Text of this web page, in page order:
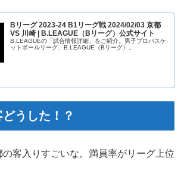
Bリーグ 2023-24 B1リーグ戦 2024/02/03 京都
VS 川崎 | B.LEAGUE（Bリーグ）公式サイト
B.LEAGUEの「試合情報詳細」をご紹介。男子プロバスケ
ットボールリーグ、B.LEAGUE（Bリーグ）。
うした！？
客入りすごいな。満員率がリーグ上位